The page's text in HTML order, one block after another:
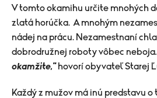
V tomto okamihu určite mnohých
zlatá horúčka. A mnohým
nádej na prácu. Nezamestnaní
dobrodružnej roboty vôbec neboja.
okamžite," hovorí obyvateľ Starej
Každý z mužov má inú predstavu